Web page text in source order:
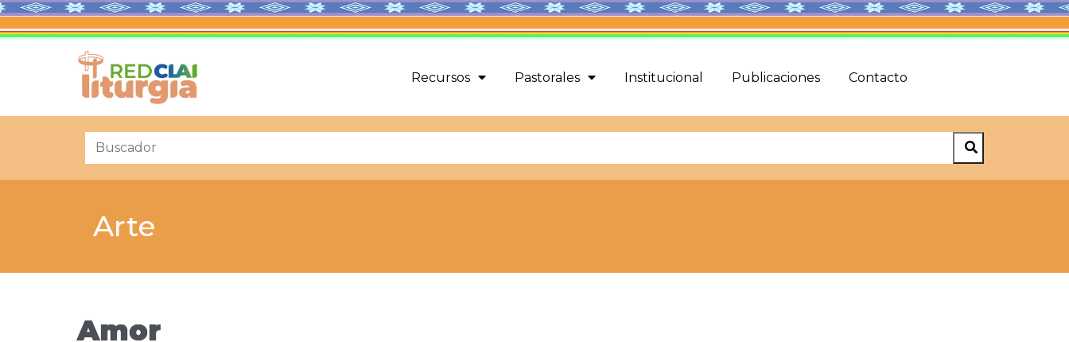
Recursos Pastorales Institucional Publicaciones Contacto
Arte
Amor